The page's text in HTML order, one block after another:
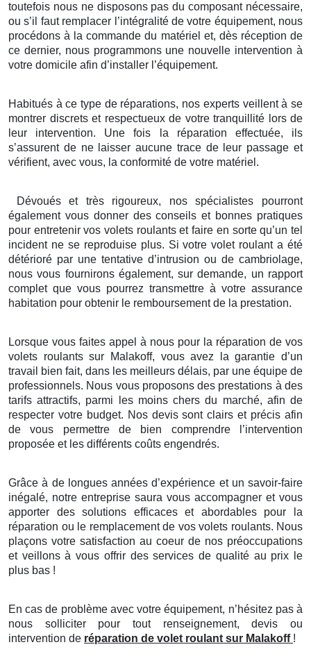
toutefois nous ne disposons pas du composant nécessaire,
ou s’il faut remplacer l’intégralité de votre équipement, nous
procédons à la commande du matériel et, dès réception de
ce dernier, nous programmons une nouvelle intervention à
votre domicile afin d’installer l’équipement.
Habitués à ce type de réparations, nos experts veillent à se
montrer discrets et respectueux de votre tranquillité lors de
leur intervention. Une fois la réparation effectuée, ils
s’assurent de ne laisser aucune trace de leur passage et
vérifient, avec vous, la conformité de votre matériel.
Dévoués et très rigoureux, nos spécialistes pourront
également vous donner des conseils et bonnes pratiques
pour entretenir vos volets roulants et faire en sorte qu’un tel
incident ne se reproduise plus. Si votre volet roulant a été
détérioré par une tentative d’intrusion ou de cambriolage,
nous vous fournirons également, sur demande, un rapport
complet que vous pourrez transmettre à votre assurance
habitation pour obtenir le remboursement de la prestation.
Lorsque vous faites appel à nous pour la réparation de vos
volets roulants sur Malakoff, vous avez la garantie d’un
travail bien fait, dans les meilleurs délais, par une équipe de
professionnels. Nous vous proposons des prestations à des
tarifs attractifs, parmi les moins chers du marché, afin de
respecter votre budget. Nos devis sont clairs et précis afin
de vous permettre de bien comprendre l’intervention
proposée et les différents coûts engendrés.
Grâce à de longues années d’expérience et un savoir-faire
inégalé, notre entreprise saura vous accompagner et vous
apporter des solutions efficaces et abordables pour la
réparation ou le remplacement de vos volets roulants. Nous
plaçons votre satisfaction au coeur de nos préoccupations
et veillons à vous offrir des services de qualité au prix le
plus bas !
En cas de problème avec votre équipement, n’hésitez pas à
nous solliciter pour tout renseignement, devis ou
intervention de réparation de volet roulant sur Malakoff !